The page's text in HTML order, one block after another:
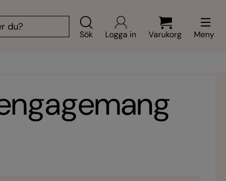
Logga in Varukorg Meny
Sök